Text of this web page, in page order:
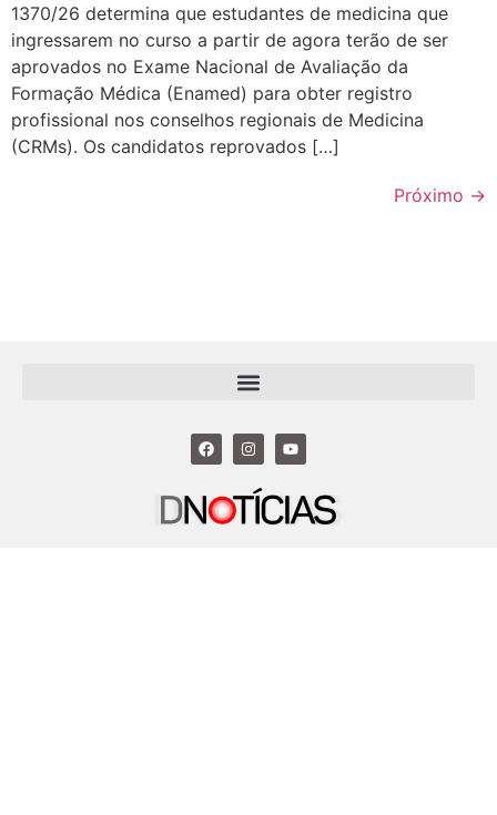
1370/26 determina que estudantes de medicina que
ingressarem no curso a partir de agora terão de ser
aprovados no Exame Nacional de Avaliação da
Formação Médica (Enamed) para obter registro
profissional nos conselhos regionais de Medicina
(CRMs). Os candidatos reprovados […]
Próximo →